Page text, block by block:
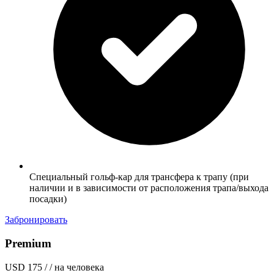
Специальный гольф-кар для трансфера к трапу (при
наличии и в зависимости от расположения трапа/выхода
посадки)
Забронировать
Premium
USD 175 / / на человека